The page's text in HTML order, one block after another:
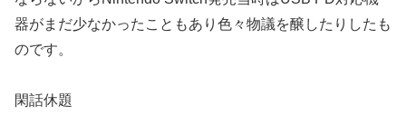
器がまだ少なかったこともあり色々物議を醸したりしたも
のです。
閑話休題